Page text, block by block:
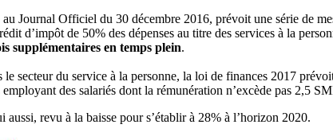
Journal Officiel du 30 décembre 2016, prévoit une série de
d’impôt de 50% des dépenses au titre des services à la
supplémentaires en temps plein.
le secteur du service à la personne, la loi de finances 2017
des salariés dont la rémunération n’excède pas 2,5
aussi, revu à la baisse pour s’établir à 28% à l’horizon 2020.